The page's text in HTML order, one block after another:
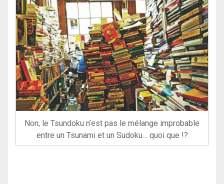
Non, le Tsundoku n’est pas le mélange improbable
entre un Tsunami et un Sudoku… quoi que !?